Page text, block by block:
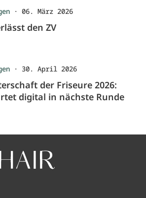
· 06. März 2026
den ZV
· 30. April 2026
der Friseure 2026:
digital in nächste Runde